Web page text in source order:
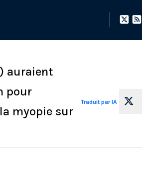
auraient
pour
myopie sur
Traduit par IA